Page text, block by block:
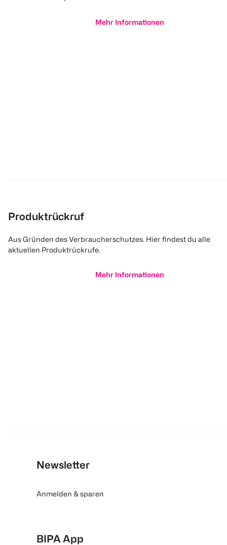
Mehr Informationen
Produktrückruf
Aus Gründen des Verbraucherschutzes. Hier findest du alle
aktuellen Produktrückrufe.
Mehr Informationen
Newsletter
Anmelden & sparen
BIPA App